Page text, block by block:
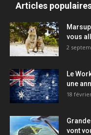
Articles
vous
2
Le
une
18
vont